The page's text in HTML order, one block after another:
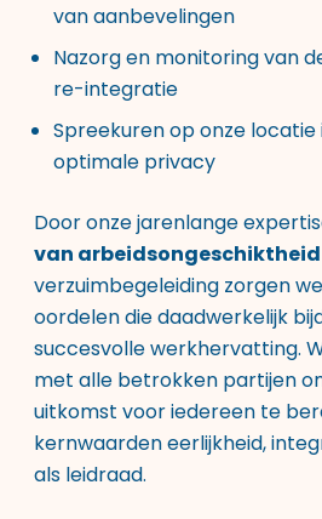
van aanbevelingen
Nazorg en monitoring van
re-integratie
Spreekuren op onze locatie
optimale privacy
Door onze jarenlange
van arbeidsongeschiktheid
verzuimbegeleiding zorgen
oordelen die daadwerkelijk
succesvolle werkhervatting.
met alle betrokken partijen
uitkomst voor iedereen te
kernwaarden eerlijkheid,
als leidraad.